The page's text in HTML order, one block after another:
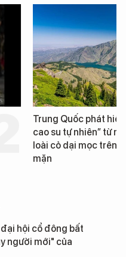
Loạt dự án bất
Đà Nẵng sắp bị
hội cổ đông bất
người mới" của